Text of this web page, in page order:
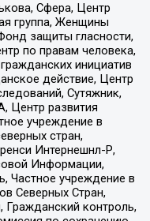
Сфера, Центр
группа, Женщины
защиты гласности,
по правам человека,
инициатив
действие, Центр
Сутяжник,
развития
учреждение в
стран,
Интернешнл-Р,
Информации,
Частное учреждение в
Северных Стран,
контроль,